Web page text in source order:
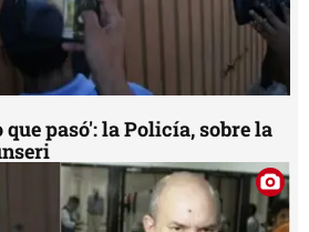
pasó': la Policía, sobre la